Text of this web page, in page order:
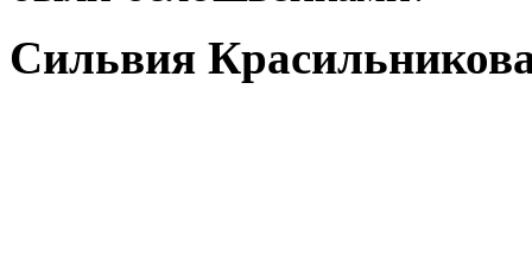
Сильвия